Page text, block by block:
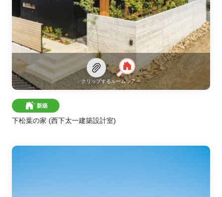
クリップするルームツアー
新築
下松葉の家 (西下太一建築設計室)